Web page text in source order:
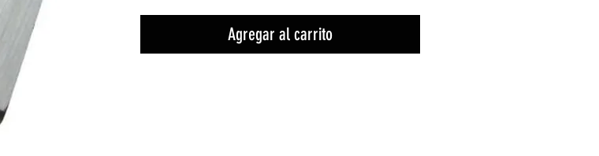
Agregar al carrito